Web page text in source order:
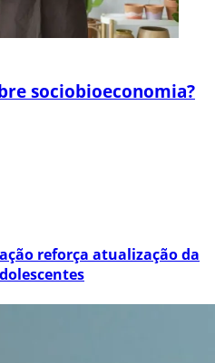
sociobioeconomia?
reforça atualização da